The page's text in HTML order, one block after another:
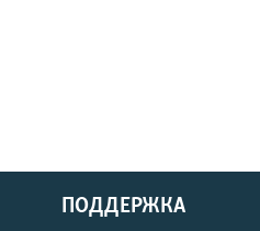
ПОДДЕРЖКА